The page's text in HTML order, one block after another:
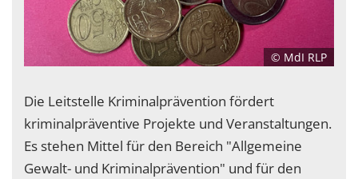
© MdI RLP
Die Leitstelle Kriminalprävention fördert
kriminalpräventive Projekte und Veranstaltungen.
Es stehen Mittel für den Bereich "Allgemeine
Gewalt- und Kriminalprävention" und für den